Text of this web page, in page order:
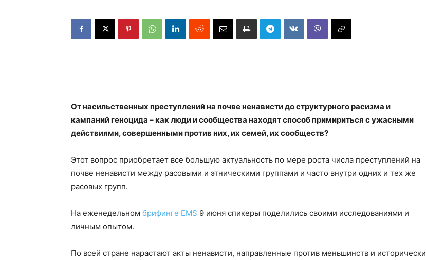
От насильственных преступлений на почве ненависти до структурного расизма и
кампаний геноцида – как люди и сообщества находят способ примириться с ужасными
действиями, совершенными против них, их семей, их сообществ?
Этот вопрос приобретает все большую актуальность по мере роста числа преступлений на
почве ненависти между расовыми и этническими группами и часто внутри одних и тех же
расовых групп.
На еженедельном брифинге EMS 9 июня спикеры поделились своими исследованиями и
личным опытом.
По всей стране нарастают акты ненависти, направленные против меньшинств и исторически